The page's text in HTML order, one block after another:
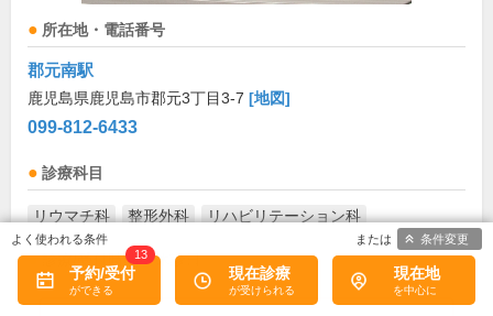
所在地・電話番号
郡元南駅
鹿児島県鹿児島市郡元3丁目3-7 [地図]
099-812-6433
診療科目
リウマチ科 整形外科 リハビリテーション科
診療/受付時間・休診日
診療時間 月 火 水 木 金 土 日 祝
予約/受付
13
現在診療 現在地
条件変更